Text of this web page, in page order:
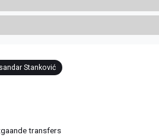
Stanković
transfers